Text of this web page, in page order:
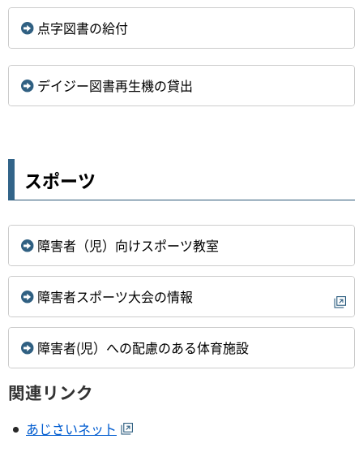
点字図書の給付
デイジー図書再生機の貸出
スポーツ
障害者（児）向けスポーツ教室
障害者スポーツ大会の情報
障害者(児）への配慮のある体育施設
関連リンク
あじさいネット